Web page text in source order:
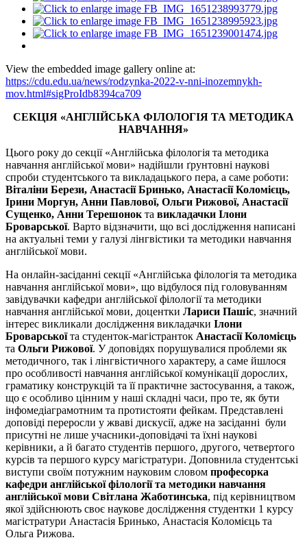
View the embedded image gallery online at:
https://cdu.edu.ua/news/rodzynka-2022-v-nni-inozemnykh-
mov.html#sigProIdb8394ca709
СЕКЦІЯ «АНГЛІЙСЬКА ФІЛОЛОГІЯ ТА МЕТОДИКА
НАВЧАННЯ»
Цього року до секції «Англійська філологія та методика
навчання англійської мови» надійшли ґрунтовні наукові
спроби студентського та викладацького пера, а саме роботи:
Віталіни Берези, Анастасії Бринько, Анастасії Коломієць,
Ірини Моргун, Анни Павлової, Ольги Рижової, Анастасії
Сущенко, Анни Терешонок та викладачки Ілони
Броварської. Варто відзначити, що всі дослідження написані
на актуальні теми у галузі лінгвістики та методики навчання
англійської мови.
На онлайн-засіданні секції «Англійська філологія та методика
навчання англійської мови», що відбулося під головуванням
завідувачки кафедри англійської філології та методики
навчання англійської мови, доцентки Лариси Пашіс, значний
інтерес викликали дослідження викладачки Ілони
Броварськоїта студенток-магістранток Анастасії Коломієць
та Ольги Рижової. У доповідях порушувалися проблеми як
методичного, так і лінгвістичного характеру, а саме йшлося
про особливості навчання англійської комунікації дорослих,
граматику конструкцій та її практичне застосування, а також,
що є особливо цінним у наші складні часи, про те, як бути
інфомедіаграмотним та протистояти фейкам. Представлені
доповіді переросли у жваві дискусії, адже на засіданні були
присутні не лише учасники-доповідачі та їхні наукові
керівники, а й багато студентів першого, другого, четвертого
курсів та першого курсу магістратури. Доповнила студентські
виступи своїм потужним науковим словом професорка
кафедри англійської філології та методики навчання
англійської мови Світлана Жаботинська, під керівництвом
якої здійснюють своє наукове дослідження студентки 1 курсу
магістратури Анастасія Бринько, Анастасія Коломієць та
Ольга Рижова.